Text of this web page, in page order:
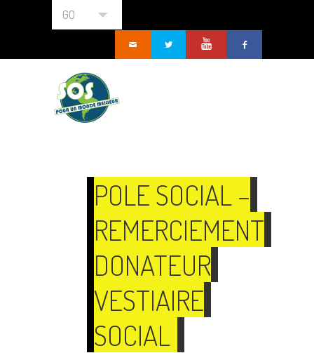
GO
POLE SOCIAL –
REMERCIEMENT
DONATEUR
VESTIAIRE
SOCIAL